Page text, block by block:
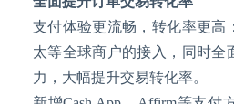
支付体验更流畅，转化率更高
太等全球商户的接入，同时全
力，大幅提升交易转化率。